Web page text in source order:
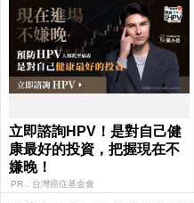
立即諮詢HPV！是對自己健
康最好的投資，把握現在不
嫌晚！
PR．台灣癌症基金會